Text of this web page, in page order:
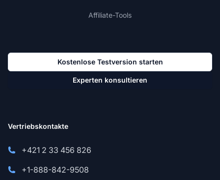
Affiliate-Tools
Kostenlose Testversion starten
Experten konsultieren
Vertriebskontakte
+421 2 33 456 826
+1-888-842-9508